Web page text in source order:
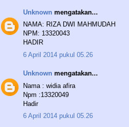
Unknown mengatakan...
NAMA: RIZA DWI MAHMUDAH
NPM: 13320043
HADIR
6 April 2014 pukul 05.26
Unknown mengatakan...
Nama : widia afira
Npm :13320049
Hadir
6 April 2014 pukul 05.26